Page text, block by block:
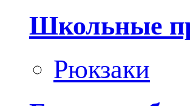
Школьные
Рюкзаки